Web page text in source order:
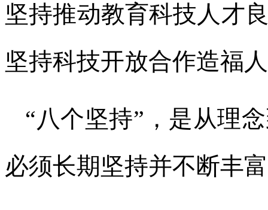
坚持推动教育科技人才
坚持科技开放合作造福
“八个坚持”，是从理
必须长期坚持并不断丰